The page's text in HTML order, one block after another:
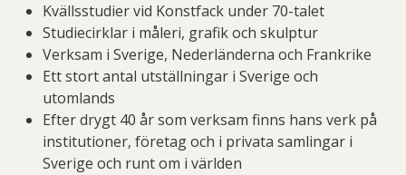
Kvällsstudier vid Konstfack under 70-talet
Studiecirklar i måleri, grafik och skulptur
Verksam i Sverige, Nederländerna och Frankrike
Ett stort antal utställningar i Sverige och
utomlands
Efter drygt 40 år som verksam finns hans verk på
institutioner, företag och i privata samlingar i
Sverige och runt om i världen